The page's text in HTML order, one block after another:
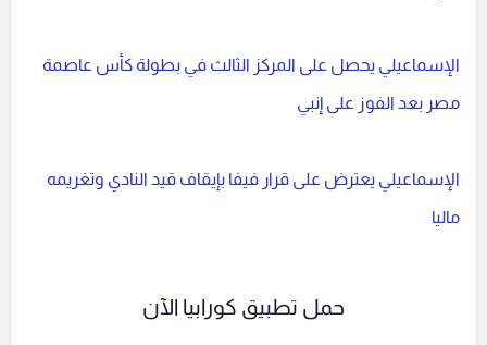
الإسماعيلي يحصل على المركز الثالث في بطولة كأس عاصمة
مصر بعد الفوز على إنبي
الإسماعيلي يعترض على قرار فيفا بإيقاف قيد النادي وتغريمه
ماليا
حمل تطبيق كورابيا الآن